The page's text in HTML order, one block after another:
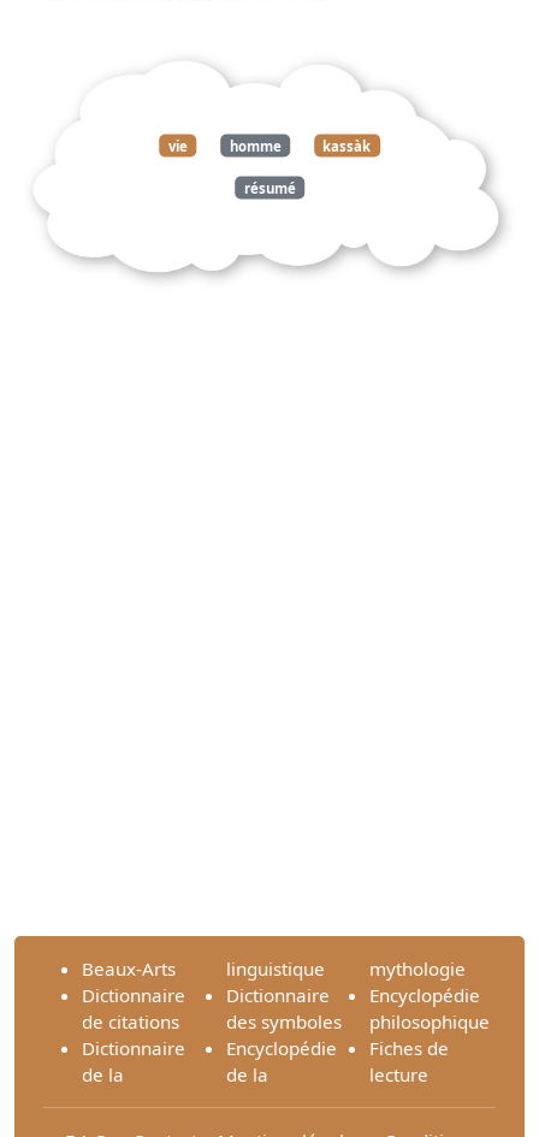
vie homme kassàk
résumé
Beaux-Arts
Dictionnaire
de citations
Dictionnaire
de la
linguistique
Dictionnaire
des symboles
Encyclopédie
de la
mythologie
Encyclopédie
philosophique
Fiches de
lecture